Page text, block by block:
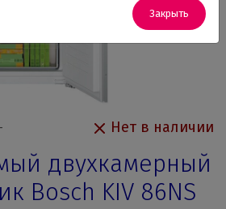
Нет в наличии
двухкамерный
Bosch KIV 86NS
Закрыть